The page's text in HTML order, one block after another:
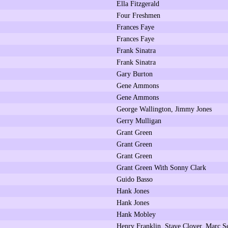
Ella Fitzgerald
Four Freshmen
Frances Faye
Frances Faye
Frank Sinatra
Frank Sinatra
Gary Burton
Gene Ammons
Gene Ammons
George Wallington, Jimmy Jones
Gerry Mulligan
Grant Green
Grant Green
Grant Green
Grant Green With Sonny Clark
Guido Basso
Hank Jones
Hank Jones
Hank Mobley
Henry Franklin, Stave Clover, Marc